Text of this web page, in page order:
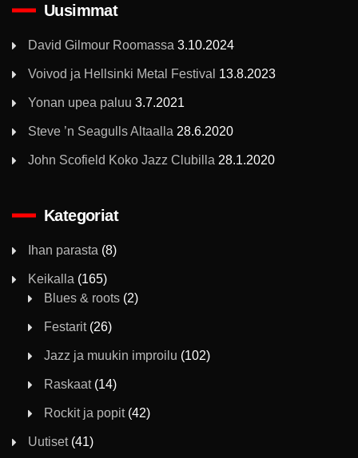
Uusimmat
David Gilmour Roomassa 3.10.2024
Voivod ja Hellsinki Metal Festival 13.8.2023
Yonan upea paluu 3.7.2021
Steve ’n Seagulls Altaalla 28.6.2020
John Scofield Koko Jazz Clubilla 28.1.2020
Kategoriat
Ihan parasta (8)
Keikalla (165)
Blues & roots (2)
Festarit(26)
Jazz ja muukin improilu (102)
Raskaat(14)
Rockit ja popit(42)
Uutiset(41)